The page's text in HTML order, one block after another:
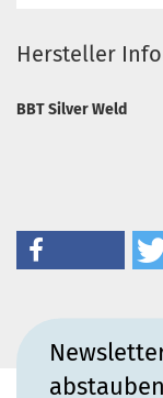
Hersteller
BBT Silver Weld